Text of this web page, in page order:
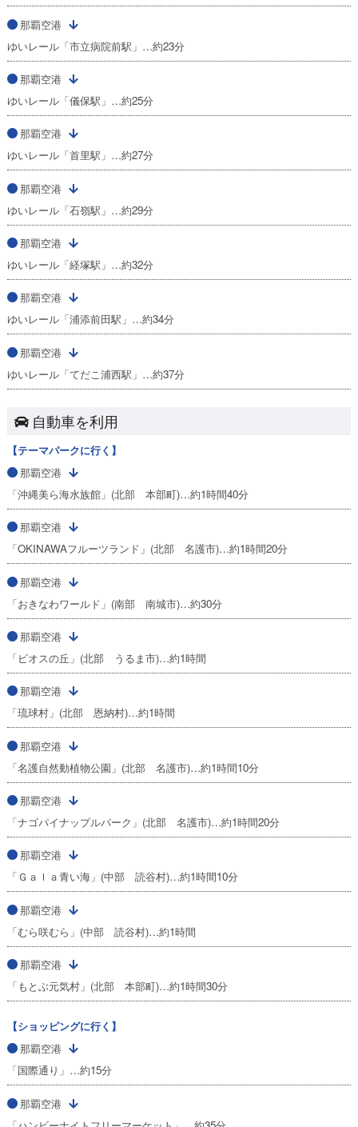
那覇空港
ゆいレール「市立病院前駅」…約23分
那覇空港
ゆいレール「儀保駅」…約25分
那覇空港
ゆいレール「首里駅」…約27分
那覇空港
ゆいレール「石嶺駅」…約29分
那覇空港
ゆいレール「経塚駅」…約32分
那覇空港
ゆいレール「浦添前田駅」…約34分
那覇空港
ゆいレール「てだこ浦西駅」…約37分
自動車を利用
【テーマパークに行く】
那覇空港
「沖縄美ら海水族館」(北部 本部町)…約1時間40分
那覇空港
「OKINAWAフルーツランド」(北部 名護市)…約1時間20分
那覇空港
「おきなわワールド」(南部 南城市)…約30分
那覇空港
「ビオスの丘」(北部 うるま市)…約1時間
那覇空港
「琉球村」(北部 恩納村)…約1時間
那覇空港
「名護自然動植物公園」(北部 名護市)…約1時間10分
那覇空港
「ナゴパイナップルパーク」(北部 名護市)…約1時間20分
那覇空港
「Ｇａｌａ青い海」(中部 読谷村)…約1時間10分
那覇空港
「むら咲むら」(中部 読谷村)…約1時間
那覇空港
「もとぶ元気村」(北部 本部町)…約1時間30分
【ショッピングに行く】
那覇空港
「国際通り」…約15分
那覇空港